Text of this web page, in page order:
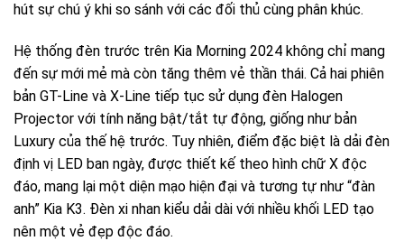
hút sự chú ý khi so sánh với các đối thủ cùng phân khúc.
Hệ thống đèn trước trên Kia Morning 2024 không chỉ mang
đến sự mới mẻ mà còn tăng thêm vẻ thần thái. Cả hai phiên
bản GT-Line và X-Line tiếp tục sử dụng đèn Halogen
Projector với tính năng bật/tắt tự động, giống như bản
Luxury của thế hệ trước. Tuy nhiên, điểm đặc biệt là dải đèn
định vị LED ban ngày, được thiết kế theo hình chữ X độc
đáo, mang lại một diện mạo hiện đại và tương tự như “đàn
anh” Kia K3. Đèn xi nhan kiểu dải dài với nhiều khối LED tạo
nên một vẻ đẹp độc đáo.